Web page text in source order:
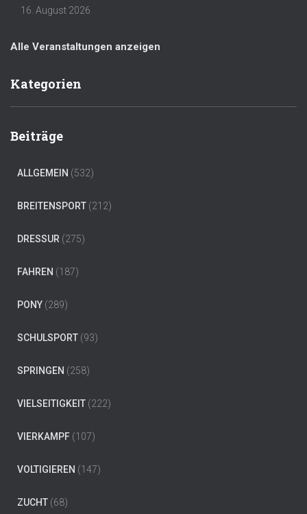
16. August 2026
Alle Veranstaltungen anzeigen
Kategorien
Beiträge
ALLGEMEIN (532)
BREITENSPORT (212)
DRESSUR (275)
FAHREN (187)
PONY (289)
SCHULSPORT (93)
SPRINGEN (258)
VIELSEITIGKEIT (222)
VIERKAMPF (107)
VOLTIGIEREN (147)
ZUCHT (68)